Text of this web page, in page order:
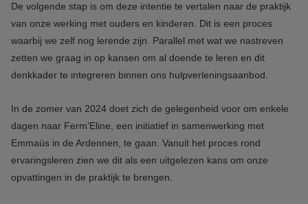
De volgende stap is om deze intentie te vertalen naar de praktijk
van onze werking met ouders en kinderen. Dit is een proces
waarbij we zelf nog lerende zijn. Parallel met wat we nastreven
zetten we graag in op kansen om al doende te leren en dit
denkkader te integreren binnen ons hulpverleningsaanbod.
In de zomer van 2024 doet zich de gelegenheid voor om enkele
dagen naar Ferm’Eline, een initiatief in samenwerking met
Emmaüs in de Ardennen, te gaan. Vanuit het proces rond
ervaringsleren zien we dit als een uitgelezen kans om onze
opvattingen in de praktijk te brengen.